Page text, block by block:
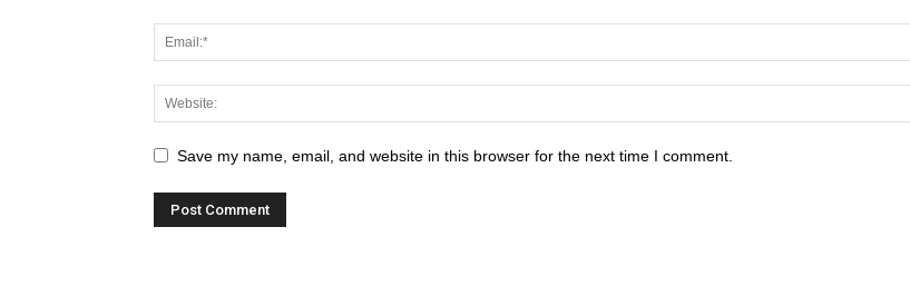
Save my name, email, and website in this browser for the next time I comment.